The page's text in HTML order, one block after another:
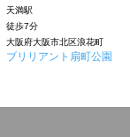
天満駅
徒歩7分
大阪府大阪市北区浪花町
ブリリアント扇町公園